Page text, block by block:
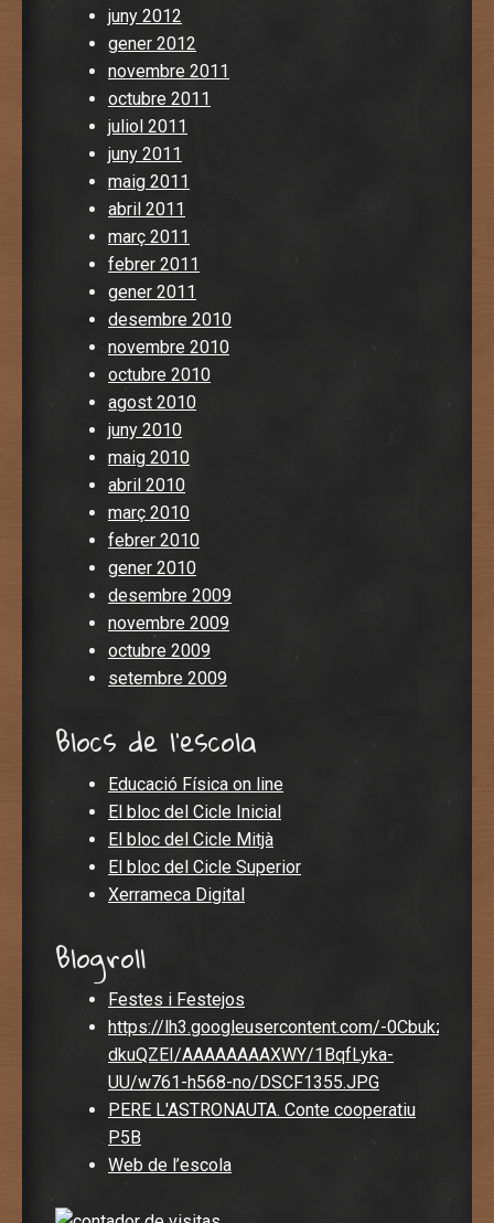
juny 2012
gener 2012
novembre 2011
octubre 2011
juliol 2011
juny 2011
maig 2011
abril 2011
març 2011
febrer 2011
gener 2011
desembre 2010
novembre 2010
octubre 2010
agost 2010
juny 2010
maig 2010
abril 2010
març 2010
febrer 2010
gener 2010
desembre 2009
novembre 2009
octubre 2009
setembre 2009
Blocs de l'escola
Educació Física on line
El bloc del Cicle Inicial
El bloc del Cicle Mitjà
El bloc del Cicle Superior
Xerrameca Digital
Blogroll
Festes i Festejos
https://lh3.googleusercontent.com/-
dkuQZEI/AAAAAAAAXWY/1BqfLyka-
UU/w761-h568-no/DSCF1355.JPG
PERE L'ASTRONAUTA. Conte cooperatiu
P5B
Web de l’escola